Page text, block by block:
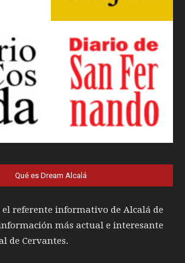
Qué es Dream Alcalá
el referente informativo de Alcalá de
más actual e interesante
de Cervantes.